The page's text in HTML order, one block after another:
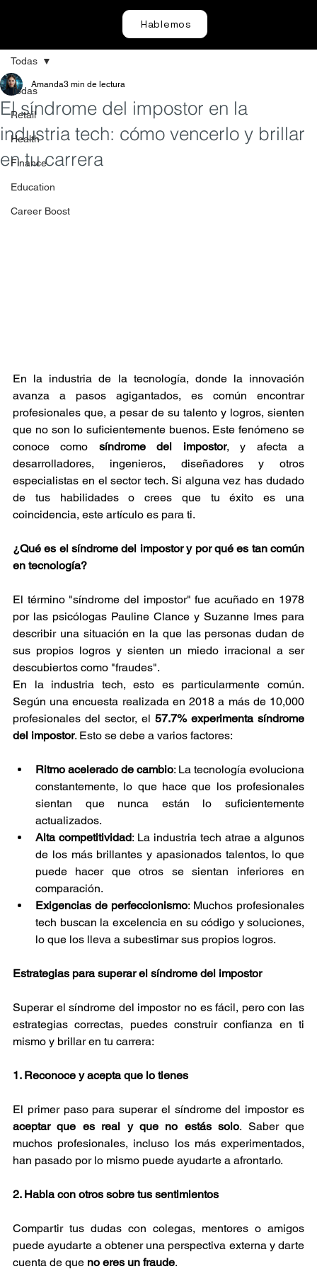
Hablemos
Todas
Retail
Health
Finance
Education
Career Boost
Todas
El síndrome del impostor en la
industria tech: cómo vencerlo y brillar
en tu carrera
Amanda3 min de lectura
En la industria de la tecnología, donde la innovación
avanza a pasos agigantados, es común encontrar
profesionales que, a pesar de su talento y logros, sienten
que no son lo suficientemente buenos. Este fenómeno se
conoce como síndrome del impostor, y afecta a
desarrolladores, ingenieros, diseñadores y otros
especialistas en el sector tech. Si alguna vez has dudado
de tus habilidades o crees que tu éxito es una
coincidencia, este artículo es para ti.
¿Qué es el síndrome del impostor y por qué es tan común
en tecnología?
El término "síndrome del impostor" fue acuñado en 1978
por las psicólogas Pauline Clance y Suzanne Imes para
describir una situación en la que las personas dudan de
sus propios logros y sienten un miedo irracional a ser
descubiertos como "fraudes".
En la industria tech, esto es particularmente común.
Según una encuesta realizada en 2018 a más de 10,000
profesionales del sector, el 57.7% experimenta síndrome
del impostor. Esto se debe a varios factores:
Ritmo acelerado de cambio: La tecnología evoluciona
constantemente, lo que hace que los profesionales
sientan que nunca están lo suficientemente
actualizados.
Alta competitividad: La industria tech atrae a algunos
de los más brillantes y apasionados talentos, lo que
puede hacer que otros se sientan inferiores en
comparación.
Exigencias de perfeccionismo: Muchos profesionales
tech buscan la excelencia en su código y soluciones,
lo que los lleva a subestimar sus propios logros.
Estrategias para superar el síndrome del impostor
Superar el síndrome del impostor no es fácil, pero con las
estrategias correctas, puedes construir confianza en ti
mismo y brillar en tu carrera:
1. Reconoce y acepta que lo tienes
aceptar que es real y que no estás solo. Saber que
muchos profesionales, incluso los más experimentados,
han pasado por lo mismo puede ayudarte a afrontarlo.
2. Habla con otros sobre tus sentimientos
Compartir tus dudas con colegas, mentores o amigos
puede ayudarte a obtener una perspectiva externa y darte
cuenta de que no eres un fraude.